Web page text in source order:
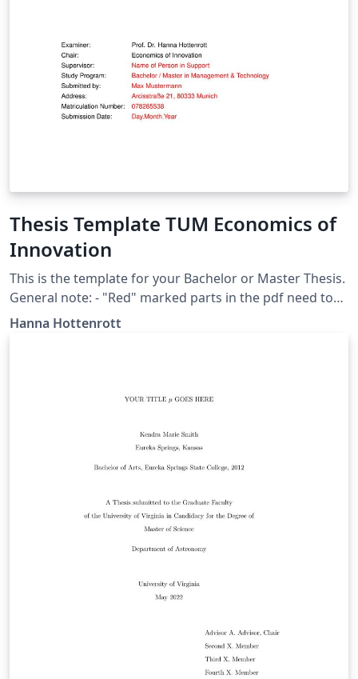
Thesis Template TUM Economics of
Innovation
This is the template for your Bachelor or Master Thesis.
General note: - "Red" marked parts in the pdf need to
be adjusted in the source code and you need to remove
will probably need more \usepackages when it comes
to more specific functionalities. - Do not make any
changes to Settings.tex or Title.tex. All necessary
Add your references to References.bib or upload a file
called References.bib that contains your bib-tex entries
Hanna Hottenrott